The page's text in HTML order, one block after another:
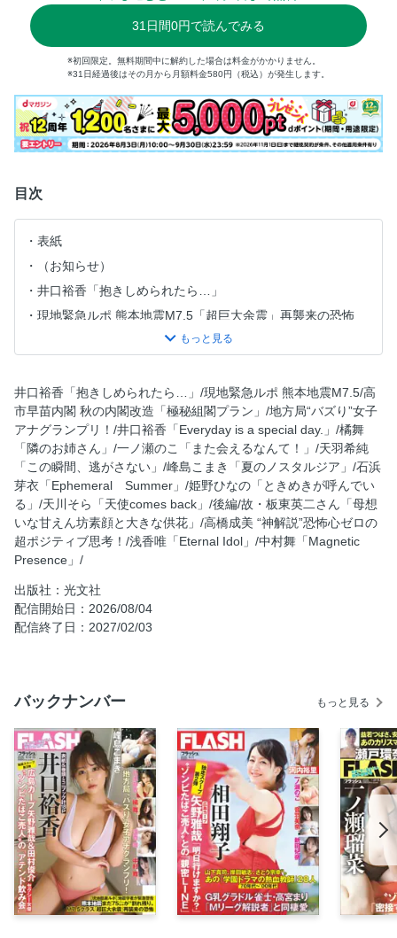
31 日間0円で読んでみる
※初回限定。無料期間中に解約した場合は料金がかかりません。
※31日経過後はその月から月額料金580円（税込）が発生します。
目次
表紙
（お知らせ）
井口裕香「抱きしめられたら…」
現地緊急ルポ 熊本地震M7.5「超巨大余震」再襲来の恐怖
カープ矢野＆田村 “ゾンビたばこ売人”の「アテンド飲み会」
三山凌輝 巨大サングラスで“お先は真っ暗”！
桧山珠美×ペリー荻野「7月期ドラマ」を大激論！
第5回 地方局“バズり”女子アナグランプリ！
【ミニブック】井口裕香「Everyday is a special day.」
橘舞「隣のお姉さん」
一ノ瀬のこ「また会えるなんて！」
天羽希純「この瞬間、逃がさない」
峰島こまき「夏のノスタルジア」
東大卒グラドル・東堂とも 完全ヌード写真集8月25日発売
石浜芽衣「Ephemeral Summer」
姫野ひなの「ときめきが呼んでいる」
長寿のための「ハーバード流ブラッシング」
【短期連載】夜に生きる士業たち「歌舞伎町弁護士」
清原和博×渡辺久信 12年ぶりの再会！ 後編
【連載】写写丸DATAランド「夏の甲子園のヒーロー」
【連載】ロト・ナンバーズ＋α 爆勝！ 大勝券
故・板東英二さん「母想いな甘えん坊素顔と大きな供花」
高橋成美 “神解説”恐怖心ゼロの超ポジティブ思考！
目次
浅香唯「Eternal Idol」
井口裕香「抱きしめられたら…」/現地緊急ルポ 熊本地震M7.5/高
市早苗内閣 秋の内閣改造「極秘組閣プラン」/地方局“バズり”女子
アナグランプリ！/井口裕香「Everyday is a special day.」/橘舞
「隣のお姉さん」/一ノ瀬のこ「また会えるなんて！」/天羽希純
「この瞬間、逃がさない」/峰島こまき「夏のノスタルジア」/石浜
芽衣「Ephemeral Summer」/姫野ひなの「ときめきが呼んでい
る」/天川そら「天使comes back」/後編/故・板東英二さん「母想
いな甘えん坊素顔と大きな供花」/高橋成美 “神解説”恐怖心ゼロの
超ポジティブ思考！/浅香唯「Eternal Idol」/中村舞「Magnetic
Presence」/
出版社：光文社
配信開始日：2026/08/04
配信終了日：2027/02/03
バックナンバー もっと見る